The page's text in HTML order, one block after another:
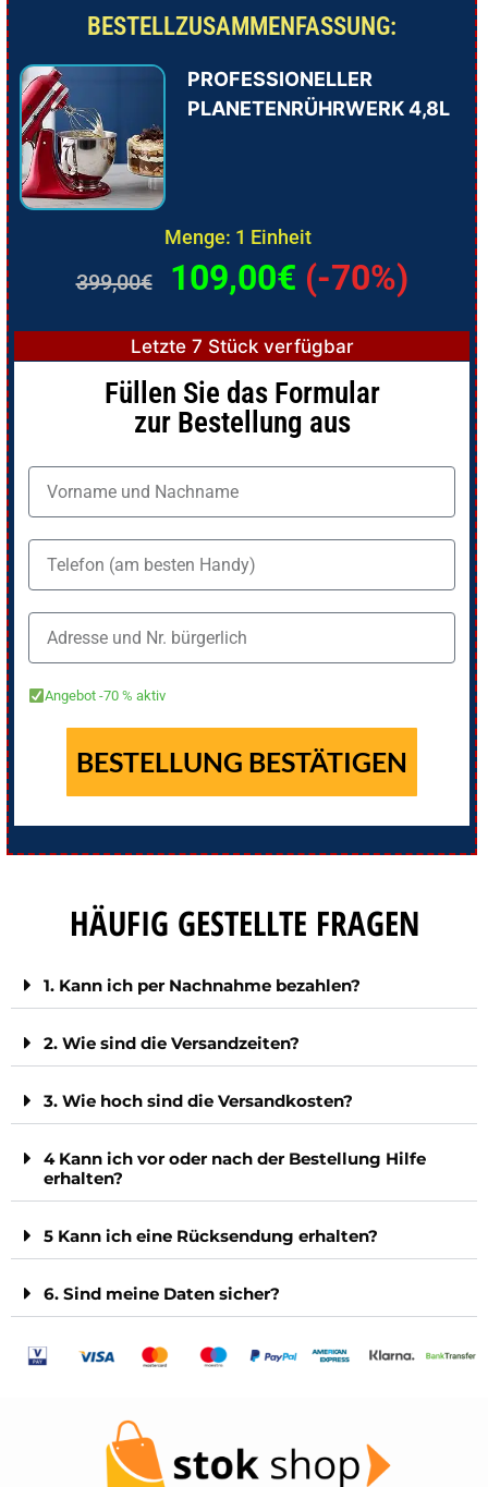
BESTELLZUSAMMENFASSUNG:
PROFESSIONELLER
PLANETENRÜHRWERK 4,8L
Menge: 1 Einheit
399,00€ 109,00€ (-70%)
Letzte 7 Stück verfügbar
Füllen Sie das Formular
zur Bestellung aus
Angebot -70 % aktiv
BESTELLUNG BESTÄTIGEN
HÄUFIG GESTELLTE FRAGEN
1. Kann ich per Nachnahme bezahlen?
2. Wie sind die Versandzeiten?
3. Wie hoch sind die Versandkosten?
4 Kann ich vor oder nach der Bestellung Hilfe
erhalten?
5 Kann ich eine Rücksendung erhalten?
6. Sind meine Daten sicher?